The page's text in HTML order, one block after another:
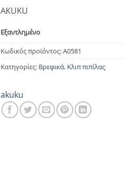
AKUKU
Εξαντλημένο
Κωδικός προϊόντος:A0581
Κατηγορίες: Βρεφικά, Κλιπ πιπίλας
akuku